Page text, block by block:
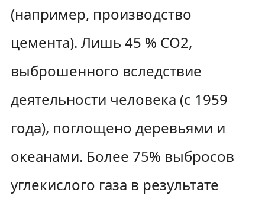
(например, производство
цемента). Лишь 45 % CO2,
выброшенного вследствие
деятельности человека (с 1959
года), поглощено деревьями и
океанами. Более 75% выбросов
углекислого газа в результате